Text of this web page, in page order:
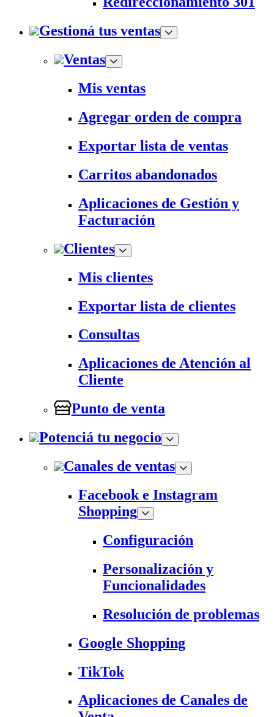
Gestioná tus ventas
Ventas
Mis ventas
Agregar orden de compra
Exportar lista de ventas
Carritos abandonados
Aplicaciones de Gestión y
Facturación
Clientes
Mis clientes
Exportar lista de clientes
Consultas
Aplicaciones de Atención al
Cliente
Punto de venta
Potenciá tu negocio
Canales de ventas
Facebook e Instagram
Shopping
Configuración
Personalización y
Funcionalidades
Resolución de problemas
Google Shopping
TikTok
Aplicaciones de Canales de